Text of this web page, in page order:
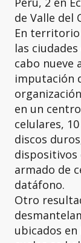
de Valle del
En
las
cabo nueve
imputación
en un
celulares,
discos
dispositivos
armado de
datáfono.
Otro
ubicados en